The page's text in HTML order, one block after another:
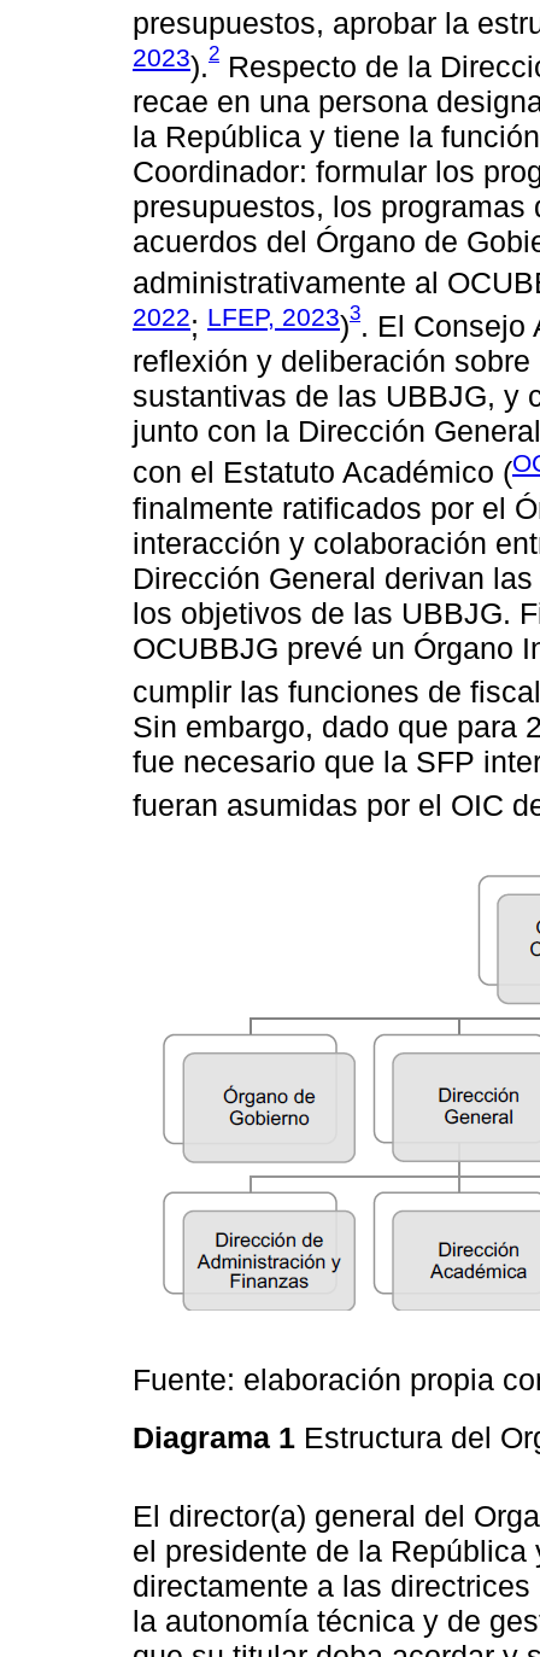
presupuestos, aprobar la
2023).2 Respecto de la
recae en una persona
la República y tiene la
Coordinador: formular los
presupuestos, los
acuerdos del Órgano de
administrativamente al
2022; LFEP, 2023)3. El Consejo
reflexión y deliberación
sustantivas de las UBBJG, y
junto con la Dirección
con el Estatuto Académico (
finalmente ratificados por el
interacción y colaboración
Dirección General derivan
los objetivos de las UBBJG.
OCUBBJG prevé un Órgano
cumplir las funciones de
Sin embargo, dado que para
fue necesario que la SFP
fueran asumidas por el OIC
Fuente: elaboración propia
Diagrama 1 Estructura del
El director(a) general del
el presidente de la
directamente a las
la autonomía técnica y de